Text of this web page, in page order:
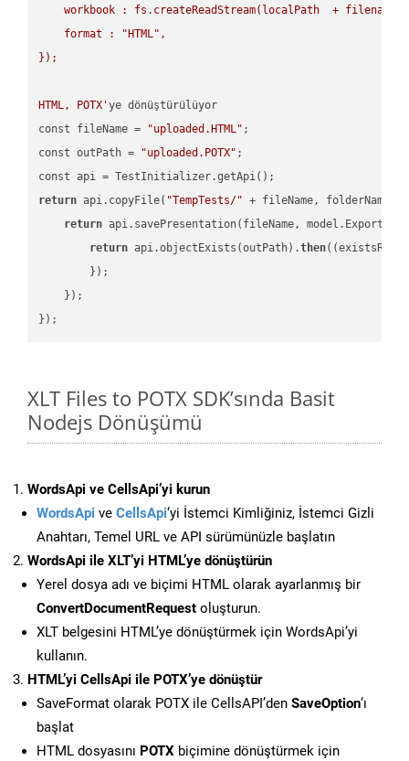
workbook : fs.createReadStream(localPath  + filename
    format : "HTML",
});
HTML, POTX'ye dönüştürülüyor
const fileName =
"uploaded.HTML" ;
const outPath =
"uploaded.POTX" ;
return api.copyFile( "TempTests/" + fileName, folderName +
return api.savePresentation(fileName,
return api.objectExists(outPath).then(
        });
    });
XLT Files to POTX SDK’sında Basit
Nodejs Dönüşümü
WordsApi ve CellsApi’yi kurun
WordsApi ve CellsApi‘yi İstemci Kimliğiniz, İstemci Gizli
Anahtarı, Temel URL ve API sürümünüzle başlatın
WordsApi ile XLT’yi HTML’ye dönüştürün
Yerel dosya adı ve biçimi HTML olarak ayarlanmış bir
ConvertDocumentRequest oluşturun.
XLT belgesini HTML’ye dönüştürmek için WordsApi’yi
kullanın.
HTML’yi CellsApi ile POTX’ye dönüştür
SaveFormat olarak POTX ile CellsAPI’den SaveOption‘ı
başlat
HTML dosyasını POTX biçimine dönüştürmek için